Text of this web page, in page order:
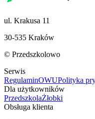
ul. Krakusa 11
30-535 Kraków
© Przedszkolowo
Serwis
RegulaminOWUPolityka
Dla użytkowników
PrzedszkolaŻłobki
Obsługa klienta